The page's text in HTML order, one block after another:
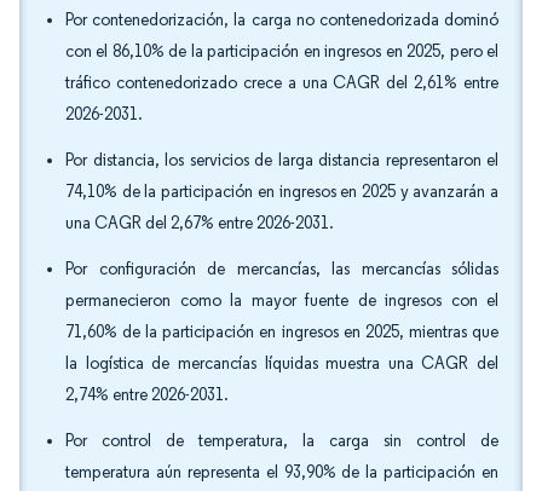
Por contenedorización, la carga no contenedorizada dominó
con el 86,10% de la participación en ingresos en 2025, pero el
tráfico contenedorizado crece a una CAGR del 2,61% entre
2026-2031.
Por distancia, los servicios de larga distancia representaron el
74,10% de la participación en ingresos en 2025 y avanzarán a
una CAGR del 2,67% entre 2026-2031.
Por configuración de mercancías, las mercancías sólidas
permanecieron como la mayor fuente de ingresos con el
71,60% de la participación en ingresos en 2025, mientras que
la logística de mercancías líquidas muestra una CAGR del
2,74% entre 2026-2031.
Por control de temperatura, la carga sin control de
temperatura aún representa el 93,90% de la participación en